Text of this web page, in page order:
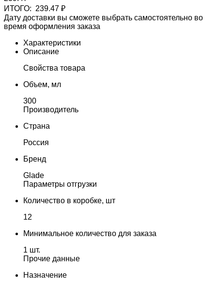
ИТОГО: 239.47 ₽
Дату доставки вы сможете выбрать самостоятельно во
время оформления заказа
Характеристики
Описание
Свойства товара
Объем, мл
300
Производитель
Страна
Россия
Бренд
Glade
Параметры отгрузки
Количество в коробке, шт
12
Минимальное количество для заказа
1 шт.
Прочие данные
Назначение